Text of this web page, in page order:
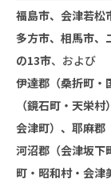
福島市、会津若松
多方市、相馬市、
の13市、および
伊達郡（桑折町・
（鏡石町・天栄
会津町）、耶麻郡
河沼郡（会津坂下
町・昭和村・会津